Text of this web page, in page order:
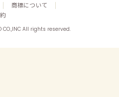
商標について
All rights reserved.